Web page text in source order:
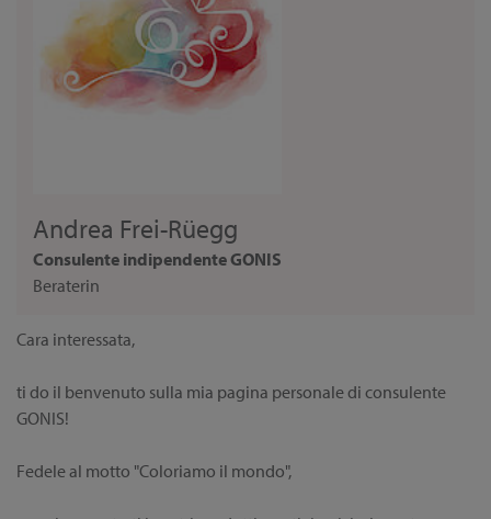
Andrea Frei-Rüegg
Consulente indipendente GONIS
Beraterin
Cara interessata,
ti do il benvenuto sulla mia pagina personale di consulente
GONIS!
Fedele al motto "Coloriamo il mondo",